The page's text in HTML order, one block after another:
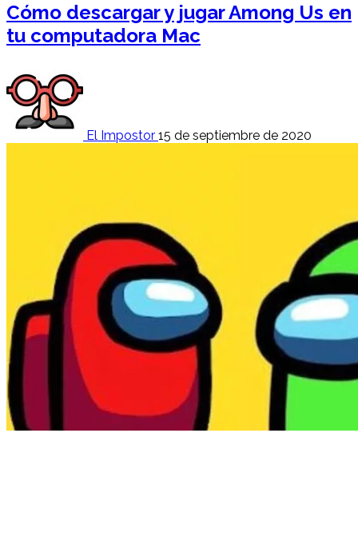
Cómo descargar y jugar Among Us en
tu computadora Mac
El Impostor 15 de septiembre de 2020